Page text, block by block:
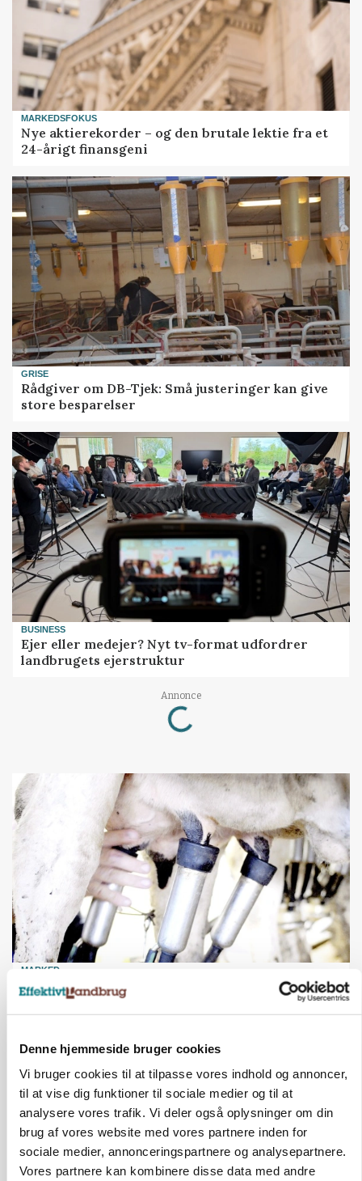
Denne hjemmeside bruger cookies
Vi bruger cookies til at tilpasse vores indhold og annoncer,
til at vise dig funktioner til sociale medier og til at
analysere vores trafik. Vi deler også oplysninger om din
brug af vores website med vores partnere inden for
sociale medier, annonceringspartnere og analysepartnere.
Vores partnere kan kombinere disse data med andre
MARKEDSFOKUS
Nye aktierekorder – og den brutale lektie fra et
24-årigt finansgeni
GRISE
Rådgiver om DB-Tjek: Små justeringer kan give
store besparelser
BUSINESS
Ejer eller medejer? Nyt tv-format udfordrer
landbrugets ejerstruktur
Annonce
Loading...
MARKED
Russisk mælkepris dykker 23 procent